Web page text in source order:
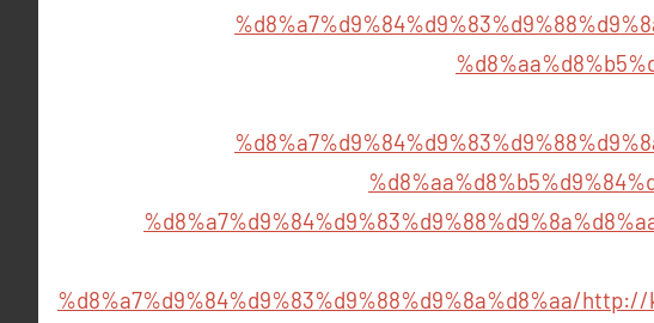
%d8%a7%d9%84%d9%83%d9%88%d9%8a%d8%aa/http://